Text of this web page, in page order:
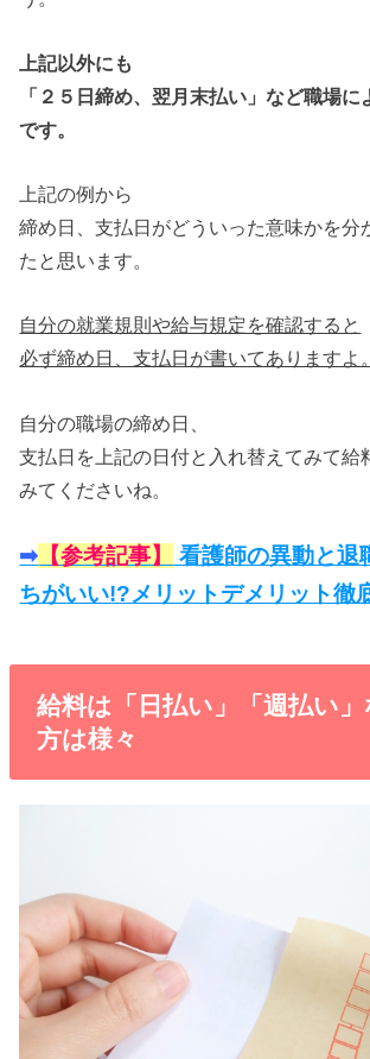
上記以外にも
「２５日締め、翌月末払い」など職場に
です。
上記の例から
締め日、支払日がどういった意味かを分
たと思います。
自分の就業規則や給与規定を確認すると
必ず締め日、支払日が書いてありますよ。
自分の職場の締め日、
支払日を上記の日付と入れ替えてみて給
みてくださいね。
➡︎ 【参考記事】
看護師の異動と退
ちがいい!?メリットデメリット徹
給料は「日払い」「週払い
方は様々